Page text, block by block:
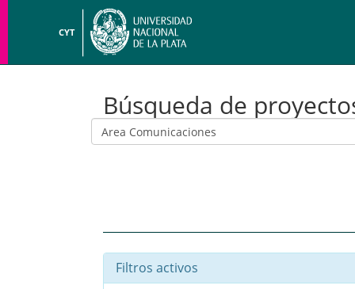
CYT
Búsqueda de
Filtros activos